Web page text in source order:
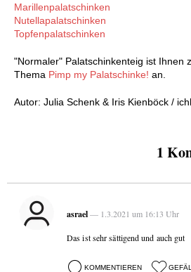
Marillenpalatschinken
Nutellapalatschinken
Topfenpalatschinken
"Normaler" Palatschinkenteig ist Ihnen
Thema Pimp my Palatschinke! an.
Autor: Julia Schenk & Iris Kienböck /
1
asrael— 1.3.2021 um 16:13 Uhr
Das ist sehr sättigend und auch gut
KOMMENTIEREN